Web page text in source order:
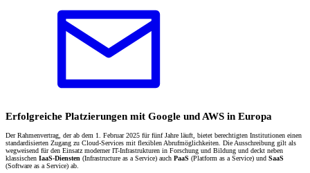
Erfolgreiche Platzierungen mit Google und AWS in Europa
Der Rahmenvertrag, der ab dem 1. Februar 2025 für fünf Jahre läuft, bietet berechtigten Institutionen einen
standardisierten Zugang zu Cloud-Services mit flexiblen Abrufmöglichkeiten. Die Ausschreibung gilt als
wegweisend für den Einsatz moderner IT-Infrastrukturen in Forschung und Bildung und deckt neben
klassischen IaaS-Diensten (Infrastructure as a Service) auch PaaS (Platform as a Service) und SaaS
(Software as a Service) ab.